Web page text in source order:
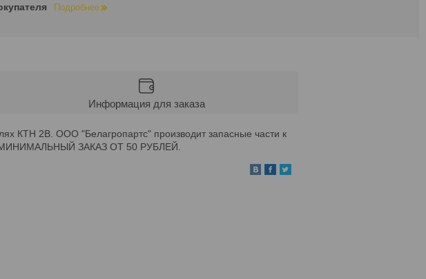
Подробнее
Информация для заказа
КТН 2В. ООО "Белагропартс" производит запасные части к
МИНИМАЛЬНЫЙ ЗАКАЗ ОТ 50 РУБЛЕЙ.